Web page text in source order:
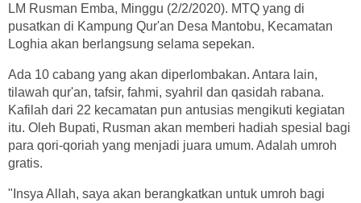
LM Rusman Emba, Minggu (2/2/2020). MTQ yang di
pusatkan di Kampung Qur'an Desa Mantobu, Kecamatan
Loghia akan berlangsung selama sepekan.
Ada 10 cabang yang akan diperlombakan. Antara lain,
tilawah qur'an, tafsir, fahmi, syahril dan qasidah rabana.
Kafilah dari 22 kecamatan pun antusias mengikuti kegiatan
itu. Oleh Bupati, Rusman akan memberi hadiah spesial bagi
para qori-qoriah yang menjadi juara umum. Adalah umroh
gratis.
"Insya Allah, saya akan berangkatkan untuk umroh bagi